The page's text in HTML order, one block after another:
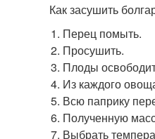
Как засушить
Перец помыть.
Просушить.
Плоды
Из каждого
Всю паприку
Полученную
Выбрать